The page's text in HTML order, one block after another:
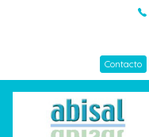
Contacto